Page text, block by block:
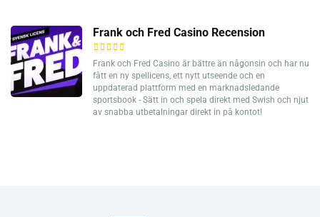
Frank och Fred Casino Recension
Frank och Fred Casino är bättre än någonsin och har nu
fått en ny spellicens, ett nytt utseende och en
uppdaterad plattform med en marknadsledande
sportsbook - Sätt in och spela direkt med Swish och njut
av snabba utbetalningar direkt in på kontot!